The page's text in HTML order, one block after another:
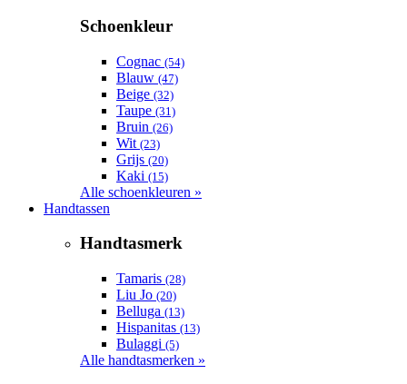
Schoenkleur
Cognac (54)
Blauw (47)
Beige (32)
Taupe (31)
Bruin (26)
Wit (23)
Grijs (20)
Kaki (15)
Alle schoenkleuren »
Handtassen
Handtasmerk
Tamaris (28)
Liu Jo (20)
Belluga (13)
Hispanitas (13)
Bulaggi (5)
Alle handtasmerken »